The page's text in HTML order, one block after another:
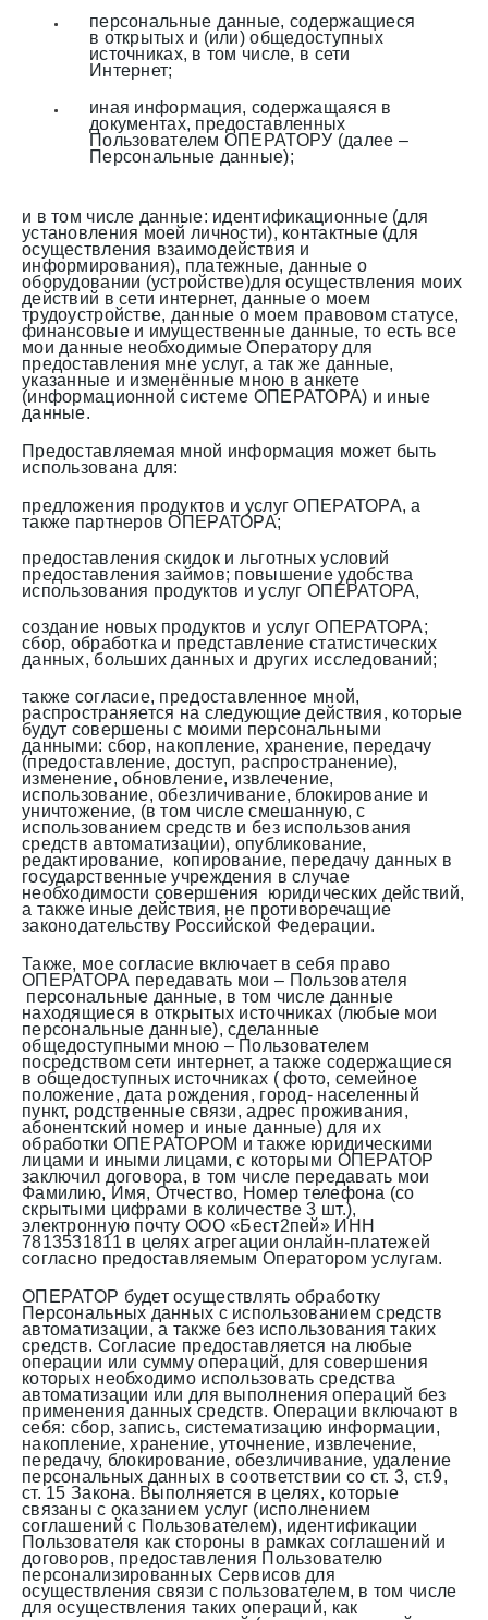
персональные данные, содержащиеся
в открытых и (или) общедоступных
источниках, в том числе, в сети
Интернет;
иная информация, содержащаяся в
документах, предоставленных
Пользователем ОПЕРАТОРУ (далее –
Персональные данные);
и в том числе данные: идентификационные (для
установления моей личности), контактные (для
осуществления взаимодействия и
информирования), платежные, данные о
оборудовании (устройстве)для осуществления моих
действий в сети интернет, данные о моем
трудоустройстве, данные о моем правовом статусе,
финансовые и имущественные данные, то есть все
мои данные необходимые Оператору для
предоставления мне услуг, а так же данные,
указанные и изменённые мною в анкете
(информационной системе ОПЕРАТОРА) и иные
данные.
Предоставляемая мной информация может быть
использована для:
предложения продуктов и услуг ОПЕРАТОРА, а
также партнеров ОПЕРАТОРА;
предоставления скидок и льготных условий
предоставления займов; повышение удобства
использования продуктов и услуг ОПЕРАТОРА,
создание новых продуктов и услуг ОПЕРАТОРА;
сбор, обработка и представление статистических
данных, больших данных и других исследований;
также согласие, предоставленное мной,
распространяется на следующие действия, которые
будут совершены с моими персональными
данными: сбор, накопление, хранение, передачу
(предоставление, доступ, распространение),
изменение, обновление, извлечение,
использование, обезличивание, блокирование и
уничтожение, (в том числе смешанную, с
использованием средств и без использования
средств автоматизации), опубликование,
редактирование, копирование, передачу данных в
государственные учреждения в случае
необходимости совершения юридических действий,
а также иные действия, не противоречащие
законодательству Российской Федерации.
Также, мое согласие включает в себя право
ОПЕРАТОРА передавать мои – Пользователя
персональные данные, в том числе данные
находящиеся в открытых источниках (любые мои
персональные данные), сделанные
общедоступными мною – Пользователем
посредством сети интернет, а также содержащиеся
в общедоступных источниках ( фото, семейное
положение, дата рождения, город- населенный
пункт, родственные связи, адрес проживания,
абонентский номер и иные данные) для их
обработки ОПЕРАТОРОМ и также юридическими
лицами и иными лицами, с которыми ОПЕРАТОР
заключил договора, в том числе передавать мои
Фамилию, Имя, Отчество, Номер телефона (со
скрытыми цифрами в количестве 3 шт.),
электронную почту ООО «Бест2пей» ИНН
7813531811 в целях агрегации онлайн-платежей
согласно предоставляемым Оператором услугам.
ОПЕРАТОР будет осуществлять обработку
Персональных данных с использованием средств
автоматизации, а также без использования таких
средств. Согласие предоставляется на любые
операции или сумму операций, для совершения
которых необходимо использовать средства
автоматизации или для выполнения операций без
применения данных средств. Операции включают в
себя: сбор, запись, систематизацию информации,
накопление, хранение, уточнение, извлечение,
передачу, блокирование, обезличивание, удаление
персональных данных в соответствии со ст. 3, ст.9,
ст. 15 Закона. Выполняется в целях, которые
связаны с оказанием услуг (исполнением
соглашений с Пользователем), идентификации
Пользователя как стороны в рамках соглашений и
договоров, предоставления Пользователю
персонализированных Сервисов для
осуществления связи с пользователем, в том числе
для осуществления таких операций, как